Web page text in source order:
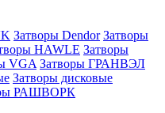
Затворы Dendor Затворы
HAWLE Затворы
VGA Затворы ГРАНВЭЛ
Затворы дисковые
РАШВОРК